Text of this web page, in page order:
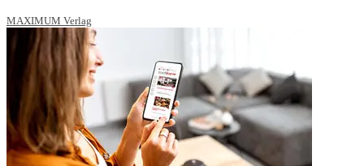
MAXIMUM Verlag